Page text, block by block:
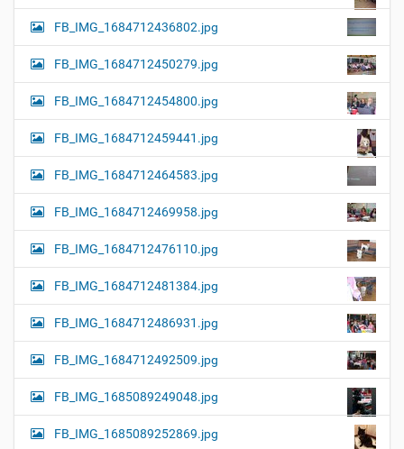
FB_IMG_1684712436802.jpg
FB_IMG_1684712450279.jpg
FB_IMG_1684712454800.jpg
FB_IMG_1684712459441.jpg
FB_IMG_1684712464583.jpg
FB_IMG_1684712469958.jpg
FB_IMG_1684712476110.jpg
FB_IMG_1684712481384.jpg
FB_IMG_1684712486931.jpg
FB_IMG_1684712492509.jpg
FB_IMG_1685089249048.jpg
FB_IMG_1685089252869.jpg